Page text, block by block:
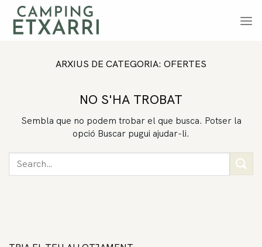
ARXIUS DE CATEGORIA: OFERTES
NO S'HA TROBAT
Sembla que no podem trobar el que busca. Potser la
opció Buscar pugui ajudar-li.